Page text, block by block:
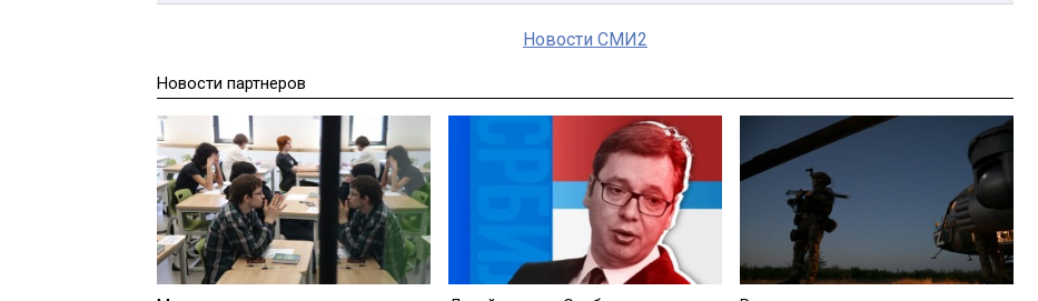
Новости СМИ2
Новости партнеров